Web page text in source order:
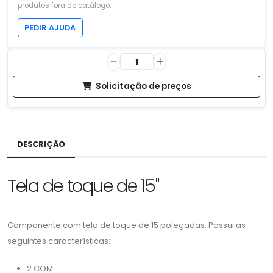
produtos fora do catálogo.
PEDIR AJUDA
Solicitação de preços
DESCRIÇÃO
Tela de toque de 15"
Componente com tela de toque de 15 polegadas. Possui as
seguintes características:
2 COM